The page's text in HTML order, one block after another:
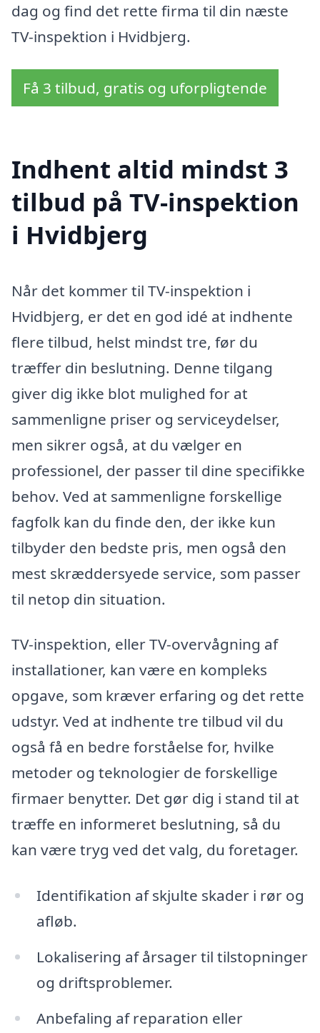
dag og find det rette firma til din næste
TV-inspektion i Hvidbjerg.
Få 3 tilbud, gratis og uforpligtende
Indhent altid mindst 3
tilbud på TV-inspektion
i Hvidbjerg
Når det kommer til TV-inspektion i
Hvidbjerg, er det en god idé at indhente
flere tilbud, helst mindst tre, før du
træffer din beslutning. Denne tilgang
giver dig ikke blot mulighed for at
sammenligne priser og serviceydelser,
men sikrer også, at du vælger en
professionel, der passer til dine specifikke
behov. Ved at sammenligne forskellige
fagfolk kan du finde den, der ikke kun
tilbyder den bedste pris, men også den
mest skræddersyede service, som passer
til netop din situation.
TV-inspektion, eller TV-overvågning af
installationer, kan være en kompleks
opgave, som kræver erfaring og det rette
udstyr. Ved at indhente tre tilbud vil du
også få en bedre forståelse for, hvilke
metoder og teknologier de forskellige
firmaer benytter. Det gør dig i stand til at
træffe en informeret beslutning, så du
kan være tryg ved det valg, du foretager.
Identifikation af skjulte skader i rør og
afløb.
Lokalisering af årsager til tilstopninger
og driftsproblemer.
Anbefaling af reparation eller